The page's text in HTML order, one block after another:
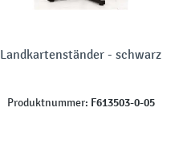
Landkartenständer - schwarz
Produktnummer: F613503-0-05